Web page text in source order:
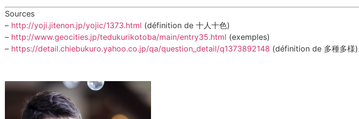
Sources
– http://yoji.jitenon.jp/yojic/1373.html (définition de 十人十色)
– http://www.geocities.jp/tedukurikotoba/main/entry35.html (exemples)
– https://detail.chiebukuro.yahoo.co.jp/qa/question_detail/q1373892148 (définition de 多種多様)